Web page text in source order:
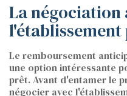
La négociation
Le remboursement
une option intéressante
prêt. Avant d'entamer le
négocier avec